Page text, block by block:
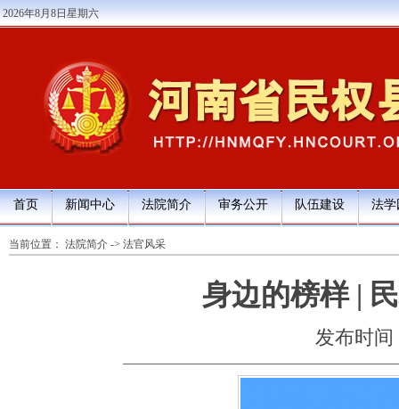
2026年8月8日星期六
首页 新闻中心 法院简介 审务公开 队伍建设 法学
当前位置： 法院简介 -> 法官风采
身边的榜样 |
发布时间